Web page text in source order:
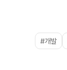
#개발